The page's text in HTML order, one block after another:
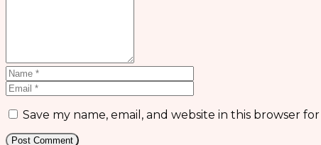
Save my name, email, and website in this browser
Post Comment